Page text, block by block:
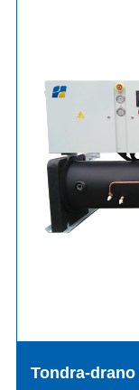
Tondra-